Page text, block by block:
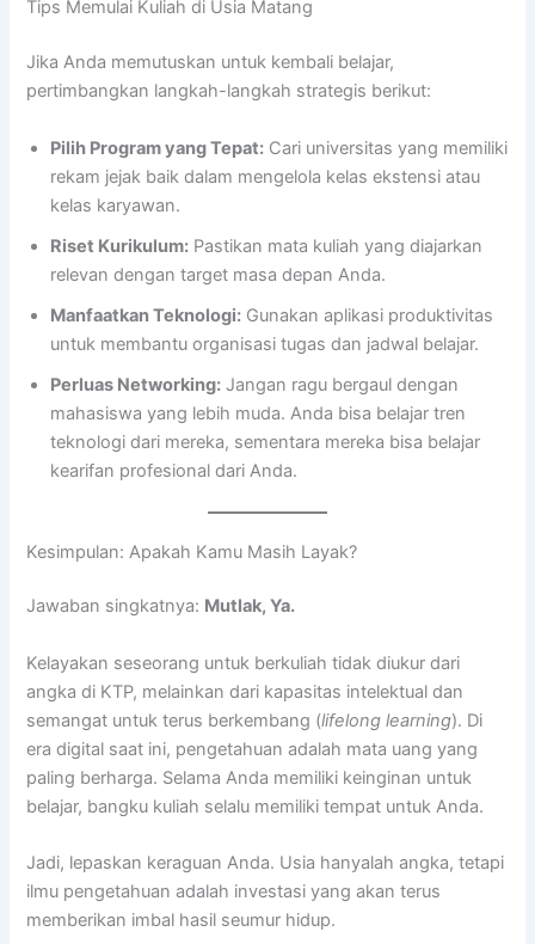
Tips Memulai Kuliah di Usia Matang
Jika Anda memutuskan untuk kembali belajar,
pertimbangkan langkah-langkah strategis berikut:
Pilih Program yang Tepat: Cari universitas yang memiliki
rekam jejak baik dalam mengelola kelas ekstensi atau
kelas karyawan.
Riset Kurikulum: Pastikan mata kuliah yang diajarkan
relevan dengan target masa depan Anda.
Manfaatkan Teknologi: Gunakan aplikasi produktivitas
untuk membantu organisasi tugas dan jadwal belajar.
Perluas Networking: Jangan ragu bergaul dengan
mahasiswa yang lebih muda. Anda bisa belajar tren
teknologi dari mereka, sementara mereka bisa belajar
kearifan profesional dari Anda.
Kesimpulan: Apakah Kamu Masih Layak?
Jawaban singkatnya: Mutlak, Ya.
Kelayakan seseorang untuk berkuliah tidak diukur dari
angka di KTP, melainkan dari kapasitas intelektual dan
semangat untuk terus berkembang (lifelong learning). Di
era digital saat ini, pengetahuan adalah mata uang yang
paling berharga. Selama Anda memiliki keinginan untuk
belajar, bangku kuliah selalu memiliki tempat untuk Anda.
Jadi, lepaskan keraguan Anda. Usia hanyalah angka, tetapi
ilmu pengetahuan adalah investasi yang akan terus
memberikan imbal hasil seumur hidup.